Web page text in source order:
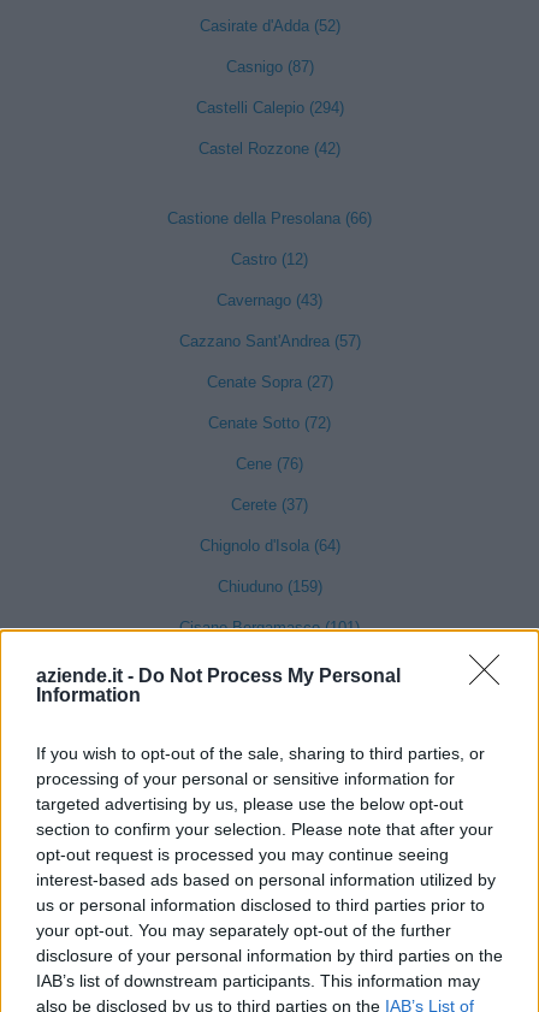
aziende.it - Do Not Process My Personal
Information
If you wish to opt-out of the sale, sharing to third parties, or
processing of your personal or sensitive information for
targeted advertising by us, please use the below opt-out
section to confirm your selection. Please note that after your
opt-out request is processed you may continue seeing
interest-based ads based on personal information utilized by
us or personal information disclosed to third parties prior to
your opt-out. You may separately opt-out of the further
disclosure of your personal information by third parties on the
IAB’s list of downstream participants. This information may
also be disclosed by us to third parties on the IAB’s List of
Casirate d'Adda (52)
Casnigo (87)
Castelli Calepio (294)
Castel Rozzone (42)
Castione della Presolana (66)
Castro (12)
Cavernago (43)
Cazzano Sant'Andrea (57)
Cenate Sopra (27)
Cenate Sotto (72)
Cene (76)
Cerete (37)
Chignolo d'Isola (64)
Chiuduno (159)
Cisano Bergamasco (101)
Ciserano (155)
Ubiale Clanezzo (16)
Colere (29)
Cologno al Serio (239)
Colzate (34)
Comun Nuovo (89)
Corna Imagna (6)